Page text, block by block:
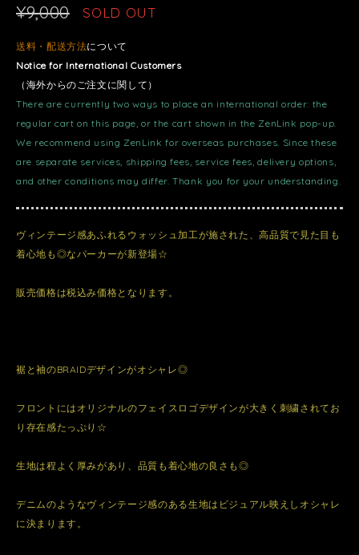
¥9,000 SOLD OUT
送料・配送方法について
Notice for International Customers
（海外からのご注文に関して）
There are currently two ways to place an international order: the
regular cart on this page, or the cart shown in the ZenLink pop-up.
We recommend using ZenLink for overseas purchases. Since these
are separate services, shipping fees, service fees, delivery options,
and other conditions may differ. Thank you for your understanding.
ヴィンテージ感あふれるウォッシュ加工が施された、高品質で見た目も
着心地も◎なパーカーが新登場☆
販売価格は税込み価格となります。
裾と袖のBRAIDデザインがオシャレ◎
フロントにはオリジナルのフェイスロゴデザインが大きく刺繍されてお
り存在感たっぷり☆
生地は程よく厚みがあり、品質も着心地の良さも◎
デニムのようなヴィンテージ感のある生地はビジュアル映えしオシャレ
に決まります。